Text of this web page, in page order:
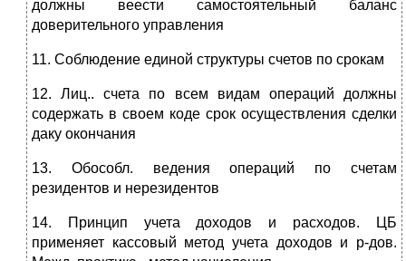
должны веести самостоятельный баланс
доверительного управления
11. Соблюдение единой структуры счетов по срокам
12. Лиц.. счета по всем видам операций должны
содержать в своем коде срок осуществления сделки
даку окончания
13. Обособл. ведения операций по счетам
резидентов и нерезидентов
14. Принцип учета доходов и расходов. ЦБ
применяет кассовый метод учета доходов и р-дов.